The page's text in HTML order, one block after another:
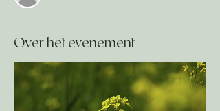
Over het evenement